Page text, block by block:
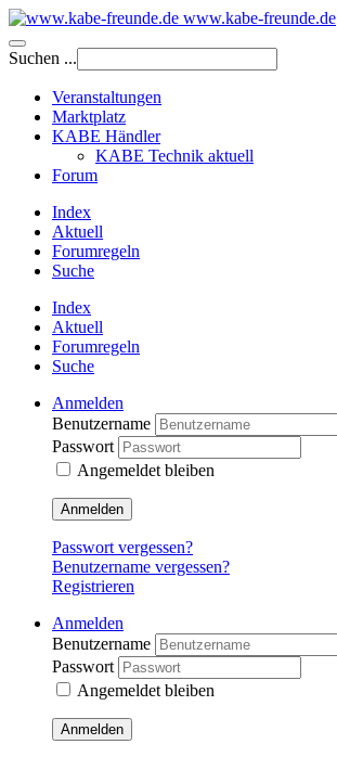
www.kabe-freunde.de
Suchen ...
Veranstaltungen
Marktplatz
KABE Händler
KABE Technik aktuell
Forum
Index
Aktuell
Forumregeln
Suche
Index
Aktuell
Forumregeln
Suche
Anmelden
Benutzername
Passwort
Angemeldet bleiben
Anmelden
Passwort vergessen?
Benutzername vergessen?
Registrieren
Anmelden
Benutzername
Passwort
Angemeldet bleiben
Anmelden